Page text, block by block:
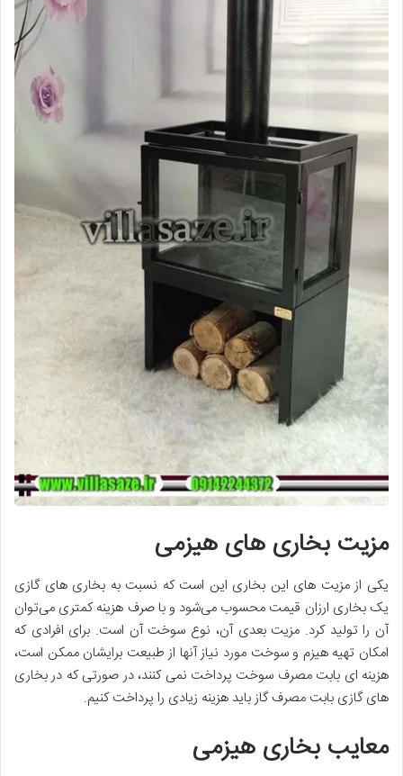
مزیت بخاری های هیزمی
یکی از مزیت های این بخاری این است که نسبت به بخاری های گازی
یک بخاری ارزان قیمت محسوب می‌شود و با صرف هزینه کمتری می‌توان
آن را تولید کرد. مزیت بعدی آن، نوع سوخت آن است. برای افرادی که
امکان تهیه هیزم و سوخت مورد نیاز آنها از طبیعت برایشان ممکن است،
هزینه ای بابت مصرف سوخت پرداخت نمی کنند، در صورتی که در بخاری
های گازی بابت مصرف گاز باید هزینه زیادی را پرداخت کنیم.
معایب بخاری هیزمی